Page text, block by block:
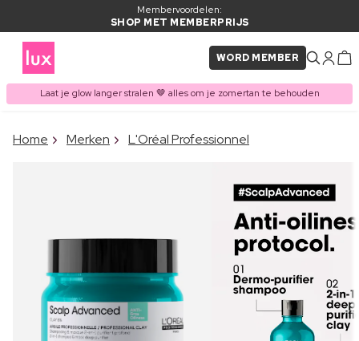
Membervoordelen:
SHOP MET MEMBERPRIJS
WORD MEMBER
Laat je glow langer stralen 🤎 alles om je zomertan te behouden
ITEM TOEGEVOEGD AAN
Home Merken L'Oréal Professionnel